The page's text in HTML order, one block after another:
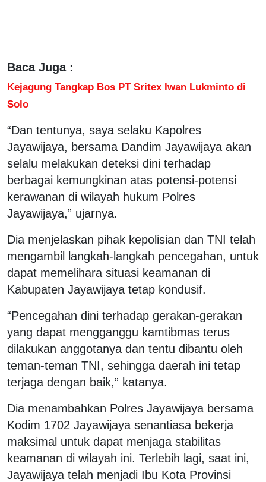
Baca Juga :
Kejagung Tangkap Bos PT Sritex Iwan Lukminto di
Solo
“Dan tentunya, saya selaku Kapolres
Jayawijaya, bersama Dandim Jayawijaya akan
selalu melakukan deteksi dini terhadap
berbagai kemungkinan atas potensi-potensi
kerawanan di wilayah hukum Polres
Jayawijaya,” ujarnya.
Dia menjelaskan pihak kepolisian dan TNI telah
mengambil langkah-langkah pencegahan, untuk
dapat memelihara situasi keamanan di
Kabupaten Jayawijaya tetap kondusif.
“Pencegahan dini terhadap gerakan-gerakan
yang dapat mengganggu kamtibmas terus
dilakukan anggotanya dan tentu dibantu oleh
teman-teman TNI, sehingga daerah ini tetap
terjaga dengan baik,” katanya.
Dia menambahkan Polres Jayawijaya bersama
Kodim 1702 Jayawijaya senantiasa bekerja
maksimal untuk dapat menjaga stabilitas
keamanan di wilayah ini. Terlebih lagi, saat ini,
Jayawijaya telah menjadi Ibu Kota Provinsi